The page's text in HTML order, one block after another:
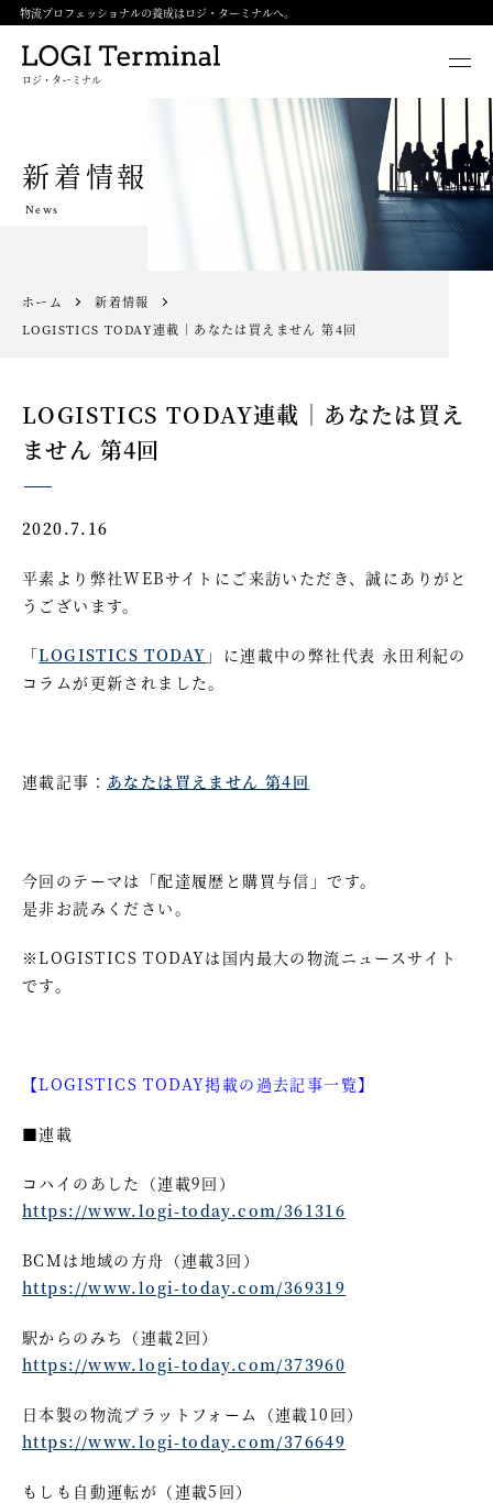
物流プロフェッショナルの養成はロジ・ターミナルへ。
ロジ・ターミナル
新着情報
News
ホーム
新着情報
LOGISTICS TODAY連載｜あなたは買えません 第4回
LOGISTICS TODAY連載｜あなたは買え
ません 第4回
2020.7.16
平素より弊社WEBサイトにご来訪いただき、誠にありがと
うございます。
「LOGISTICS TODAY 」に連載中の弊社代表 永田利紀の
コラムが更新されました。
連載記事： あなたは買えません 第4回
今回のテーマは「配達履歴と購買与信」です。
是非お読みください。
※LOGISTICS TODAYは国内最大の物流ニュースサイト
です。
【LOGISTICS TODAY掲載の過去記事一覧】
■連載
コハイのあした（連載9回）
https://www.logi-today.com/361316
BCMは地域の方舟（連載3回）
https://www.logi-today.com/369319
駅からのみち（連載2回）
https://www.logi-today.com/373960
日本製の物流プラットフォーム（連載10回）
https://www.logi-today.com/376649
もしも自動運転が（連載5回）